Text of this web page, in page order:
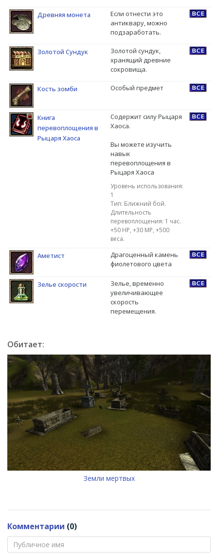
Древняя монета
Если отнести это
антиквару, можно
подзаработать.
Золотой Сундук
Золотой сундук,
хранящий древние
сокровища.
Кость зомби Особый предмет
Книга
перевоплощения в
Рыцаря Хаоса
Содержит силу Рыцаря
Хаоса.
Вы можете изучить
навык
перевоплощения в
Рыцаря Хаоса
Уровень использования:
1
Тип: Ближний бой.
Длительность
перевоплощения: 1 час.
+50 НР, +30 МР, +500
веса.
Аметист
Драгоценный камень
фиолетового цвета
Зелье скорости
Зелье, временно
увеличивающее
скорость
перемещения.
Обитает:
Земли мертвых
Комментарии (0)